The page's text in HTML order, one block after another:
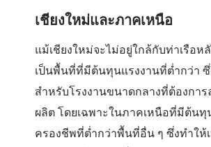
เชียงใหม่และภาคเหนือ
แม้เชียงใหม่จะไม่อยู่ใกล้กับท่าเรือห
เป็นพื้นที่ที่มีต้นทุนแรงงานที่ต่ำกว่า ซึ่
สำหรับโรงงานขนาดกลางที่ต้องกา
ผลิต โดยเฉพาะในภาคเหนือที่มีต้น
ครองชีพที่ต่ำกว่าพื้นที่อื่น ๆ ซึ่งทำให้